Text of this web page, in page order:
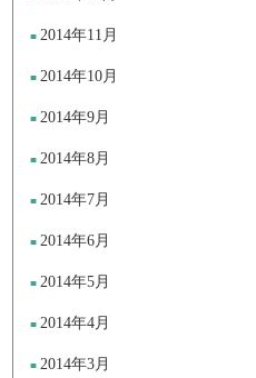
2014年11月
2014年10月
2014年9月
2014年8月
2014年7月
2014年6月
2014年5月
2014年4月
2014年3月